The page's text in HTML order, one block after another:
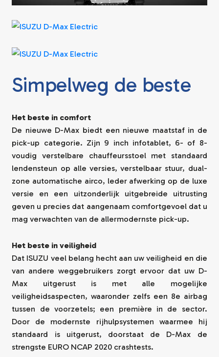
Simpelweg de beste
Het beste in comfort
De nieuwe D-Max biedt een nieuwe maatstaf in de
pick-up categorie. Zijn 9 inch infotablet, 6- of 8-
voudig verstelbare chauffeursstoel met standaard
lendensteun op alle versies, verstelbaar stuur, dual-
zone automatische airco, leder afwerking op de luxe
versie en een uitzonderlijk uitgebreide uitrusting
geven u precies dat aangenaam comfortgevoel dat u
mag verwachten van de allermodernste pick-up.
Het beste in veiligheid
Dat ISUZU veel belang hecht aan uw veiligheid en die
van andere weggebruikers zorgt ervoor dat uw D-
Max uitgerust is met alle mogelijke
veiligheidsaspecten, waaronder zelfs een 8e airbag
tussen de voorzetels; een première in de sector.
Door de modernste rijhulpsystemen waarmee hij
standaard is uitgerust, doorstaat de D-Max de
strengste EURO NCAP 2020 crashtests.